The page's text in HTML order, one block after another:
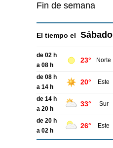
Fin de semana
El tiempo el Sábado
de 02 h
a 08 h
23° Norte
de 08 h
a 14 h
20° Este
de 14 h
a 20 h
33° Sur
de 20 h
a 02 h
26° Este